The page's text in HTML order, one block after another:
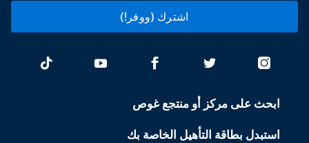
اشترك (ووفر!)
PADIابحث على مركز أو منتجع غوص
استبدل بطاقة التأهيل الخاصة بك